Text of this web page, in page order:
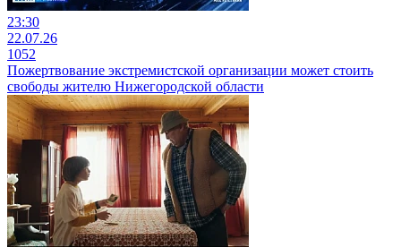
23:30
22.07.26
1052
Пожертвование экстремистской организации может стоить
свободы жителю Нижегородской области